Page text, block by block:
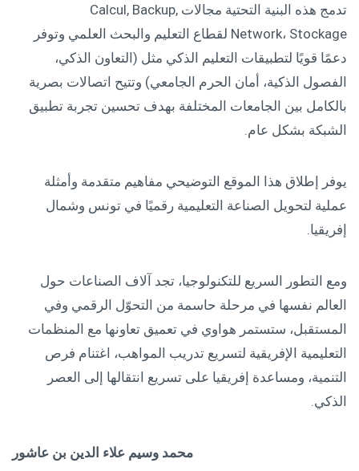
تدمج هذه البنية التحتية مجالات Calcul, Backup,
Network، Stockage لقطاع التعليم والبحث العلمي وتوفر
دعمًا قويًا لتطبيقات التعليم الذكي مثل (التعاون الذكي،
الفصول الذكية، أمان الحرم الجامعي) وتتيح اتصالات بصرية
بالكامل بين الجامعات المختلفة بهدف تحسين تجربة تطبيق
الشبكة بشكل عام.
يوفر إطلاق هذا الموقع التوضيحي مفاهيم متقدمة وأمثلة
عملية لتحويل الصناعة التعليمية رقميًا في تونس وشمال
إفريقيا.
ومع التطور السريع للتكنولوجيا، تجد آلاف الصناعات حول
العالم نفسها في مرحلة حاسمة من التحوّل الرقمي وفي
المستقبل، ستستمر هواوي في تعميق تعاونها مع المنظمات
التعليمية الإفريقية لتسريع تدريب المواهب، اغتنام فرص
التنمية، ومساعدة إفريقيا على تسريع انتقالها إلى العصر
الذكي.
محمد وسيم علاء الدين بن عاشور